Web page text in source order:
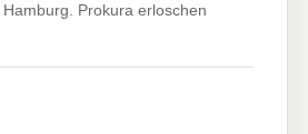
Prokura erloschen